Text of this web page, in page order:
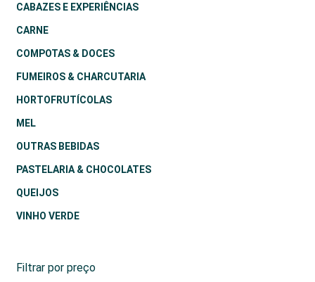
CABAZES E EXPERIÊNCIAS
CARNE
COMPOTAS & DOCES
FUMEIROS & CHARCUTARIA
HORTOFRUTÍCOLAS
MEL
OUTRAS BEBIDAS
PASTELARIA & CHOCOLATES
QUEIJOS
VINHO VERDE
Filtrar por preço